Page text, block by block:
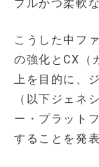
プルかつ柔軟
こうした中フ
の強化とCX（
上を目的に、
（以下ジェネ
ー・プラット
することを発表